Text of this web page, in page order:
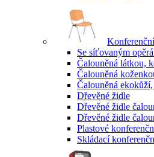
Se síťovaným
Čalouněná látkou,
Čalouněná
Čalouněná
Dřevěné židle
Dřevěné židle
Dřevěné židle
Plastové
Skládací